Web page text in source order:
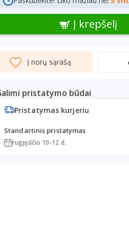
Į krepšelį
Į norų sąrašą
pristatymo būdai
Pristatymas kurjeriu
Standartinis pristatymas
rugpjūčio 10-12 d.